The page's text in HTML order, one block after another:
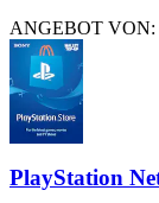
ANGEBOT VON:
PlayStation